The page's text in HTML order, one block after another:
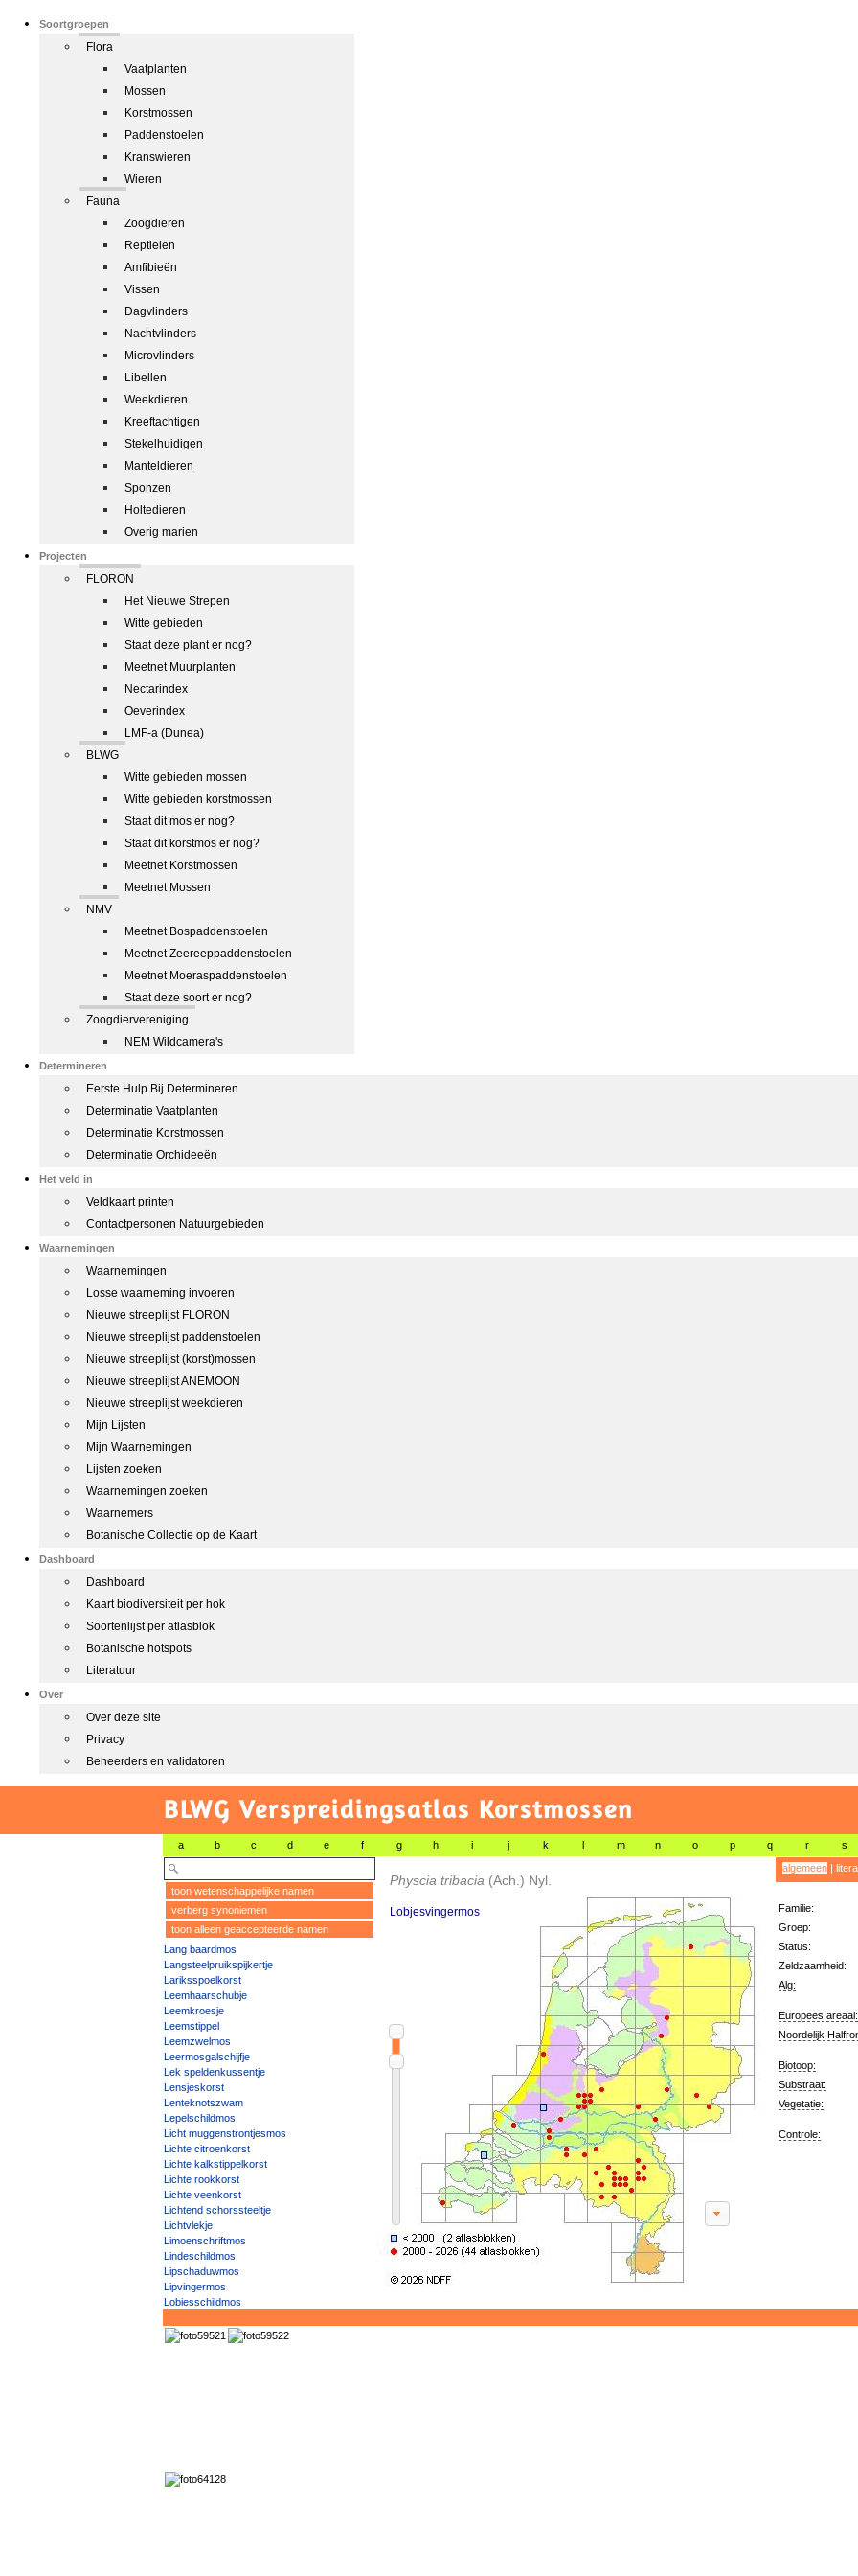
Soortgroepen
Flora
Vaatplanten
Mossen
Korstmossen
Paddenstoelen
Kranswieren
Wieren
Fauna
Zoogdieren
Reptielen
Amfibieën
Vissen
Dagvlinders
Nachtvlinders
Microvlinders
Libellen
Weekdieren
Kreeftachtigen
Stekelhuidigen
Manteldieren
Sponzen
Holtedieren
Overig marien
Projecten
FLORON
Het Nieuwe Strepen
Witte gebieden
Staat deze plant er nog?
Meetnet Muurplanten
Nectarindex
Oeverindex
LMF-a (Dunea)
BLWG
Witte gebieden mossen
Witte gebieden korstmossen
Staat dit mos er nog?
Staat dit korstmos er nog?
Meetnet Korstmossen
Meetnet Mossen
NMV
Meetnet Bospaddenstoelen
Meetnet Zeereeppaddenstoelen
Meetnet Moeraspaddenstoelen
Staat deze soort er nog?
Zoogdiervereniging
NEM Wildcamera's
Determineren
Eerste Hulp Bij Determineren
Determinatie Vaatplanten
Determinatie Korstmossen
Determinatie Orchideeën
Het veld in
Veldkaart printen
Contactpersonen Natuurgebieden
Waarnemingen
Waarnemingen
Losse waarneming invoeren
Nieuwe streeplijst FLORON
Nieuwe streeplijst paddenstoelen
Nieuwe streeplijst (korst)mossen
Nieuwe streeplijst ANEMOON
Nieuwe streeplijst weekdieren
Mijn Lijsten
Mijn Waarnemingen
Lijsten zoeken
Waarnemingen zoeken
Waarnemers
Botanische Collectie op de Kaart
Dashboard
Dashboard
Kaart biodiversiteit per hok
Soortenlijst per atlasblok
Botanische hotspots
Literatuur
Over
Over deze site
Privacy
Beheerders en validatoren
BLWG Verspreidingsatlas Korstmossen
a b c d e f g h i j k l m n o p q r s
toon wetenschappelijke namen
verberg synoniemen
toon alleen geaccepteerde namen
Lang baardmos
Langsteelpruikspijkertje
Lariksspoelkorst
Leemhaarschubje
Leemkroesje
Leemstippel
Leemzwelmos
Leermosgalschijfje
Lek speldenkussentje
Lensjeskorst
Lenteknotszwam
Lepelschildmos
Licht muggenstrontjesmos
Lichte citroenkorst
Lichte kalkstippelkorst
Lichte rookkorst
Lichte veenkorst
Lichtend schorssteeltje
Lichtvlekje
Limoenschriftmos
Lindeschildmos
Lipschaduwmos
Lipvingermos
Lobjesschildmos
Longenmos
Physcia tribacia (Ach.) Nyl.
Lobjesvingermos
algemeen|
Familie:
Groep:
Status:
Zeldzaamheid:
Alg:
Europees areaal:
Noordelijk
Biotoop:
Substraat:
Vegetatie:
Controle: